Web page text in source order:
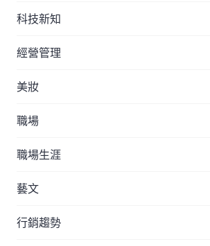
科技新知
經營管理
美妝
職場
職場生涯
藝文
行銷趨勢